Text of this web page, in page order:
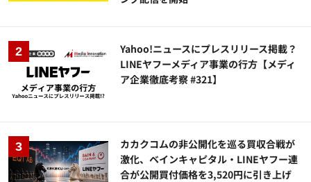
Yahoo!ニュースにプレスリリース掲載？
LINEヤフーメディア事業の行方【メディ
ア企業徹底考察 #321】
カカクコムの非公開化を巡る買収合戦が
激化、ベインキャピタル・LINEヤフー連
合が公開買付価格を3,520円に引き上げ